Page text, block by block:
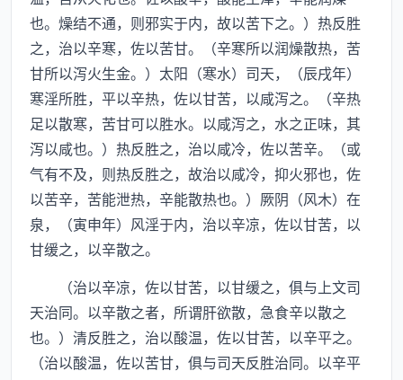
也。燥结不通，则邪实于内，故以苦下之。）热反胜
之，治以辛寒，佐以苦甘。（辛寒所以润燥散热，苦
甘所以泻火生金。）太阳（寒水）司天，（辰戌年）
寒淫所胜，平以辛热，佐以甘苦，以咸泻之。（辛热
足以散寒，苦甘可以胜水。以咸泻之，水之正味，其
泻以咸也。）热反胜之，治以咸冷，佐以苦辛。（或
气有不及，则热反胜之，故治以咸冷，抑火邪也，佐
以苦辛，苦能泄热，辛能散热也。）厥阴（风木）在
泉，（寅申年）风淫于内，治以辛凉，佐以甘苦，以
甘缓之，以辛散之。
（治以辛凉，佐以甘苦，以甘缓之，俱与上文司
天治同。以辛散之者，所谓肝欲散，急食辛以散之
也。）清反胜之，治以酸温，佐以甘苦，以辛平之。
（治以酸温，佐以苦甘，俱与司天反胜治同。以辛平